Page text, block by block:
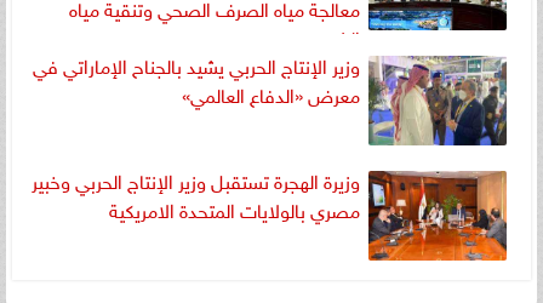
معالجة مياه الصرف الصحي وتنقية مياه
الشرب
وزير الإنتاج الحربي يشيد بالجناح الإماراتي في
معرض «الدفاع العالمي»
وزيرة الهجرة تستقبل وزير الإنتاج الحربي وخبير
مصري بالولايات المتحدة الامريكية